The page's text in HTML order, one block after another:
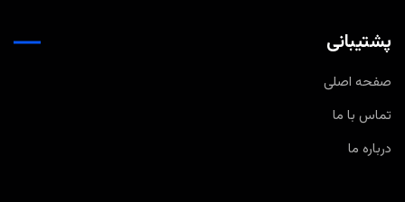
پشتیبانی
صفحه اصلی
تماس با ما
درباره ما